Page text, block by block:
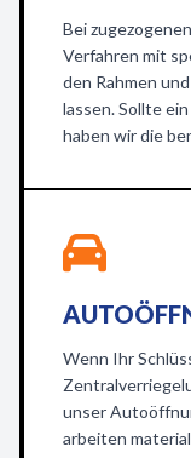
Bei
Verfahren mit
den Rahmen
lassen. Sollte
haben wir die
Wenn Ihr
unser
arbeiten